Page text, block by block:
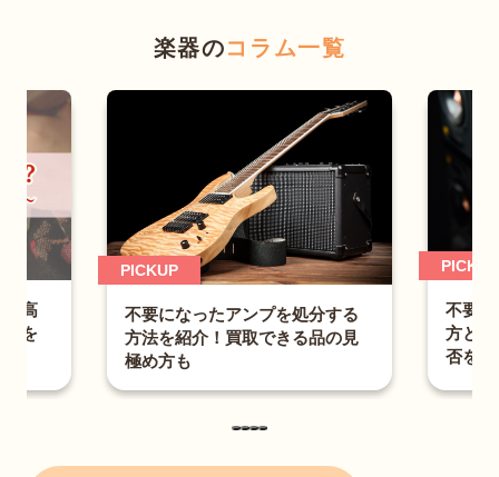
楽器のコラム一覧
ったアンプを処分する
介！買取できる品の見
PICKUP
不要になったスピーカーの捨
方とは？適切な処分法と買取